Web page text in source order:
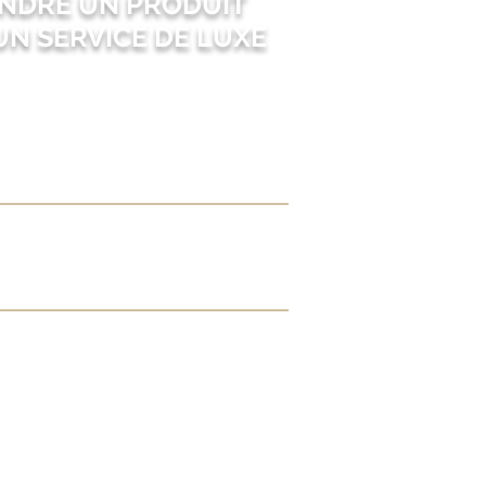
SERVICE DE LUXE